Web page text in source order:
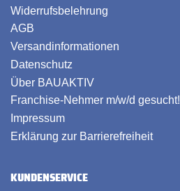
Widerrufsbelehrung
AGB
Versandinformationen
Datenschutz
Über BAUAKTIV
Franchise-Nehmer m/w/d gesucht!
Impressum
Erklärung zur Barrierefreiheit
KUNDENSERVICE